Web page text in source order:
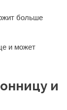
больше
и может
и